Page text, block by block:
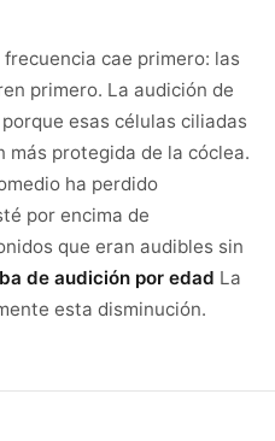
cae primero: las
primero. La audición de
esas células ciliadas
más protegida de la cóclea.
ha perdido
por encima de
que eran audibles sin
de audición por edad La
esta disminución.